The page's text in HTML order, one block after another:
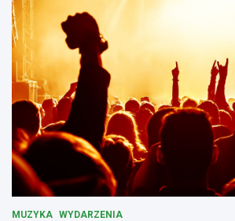
MUZYKA WYDARZENIA